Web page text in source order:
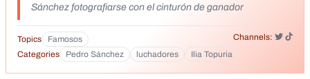
Sánchez fotografiarse con el cinturón de ganador
Topics Famosos
Channels:
Categories
Pedro Sánchez luchadores Ilia Topuria